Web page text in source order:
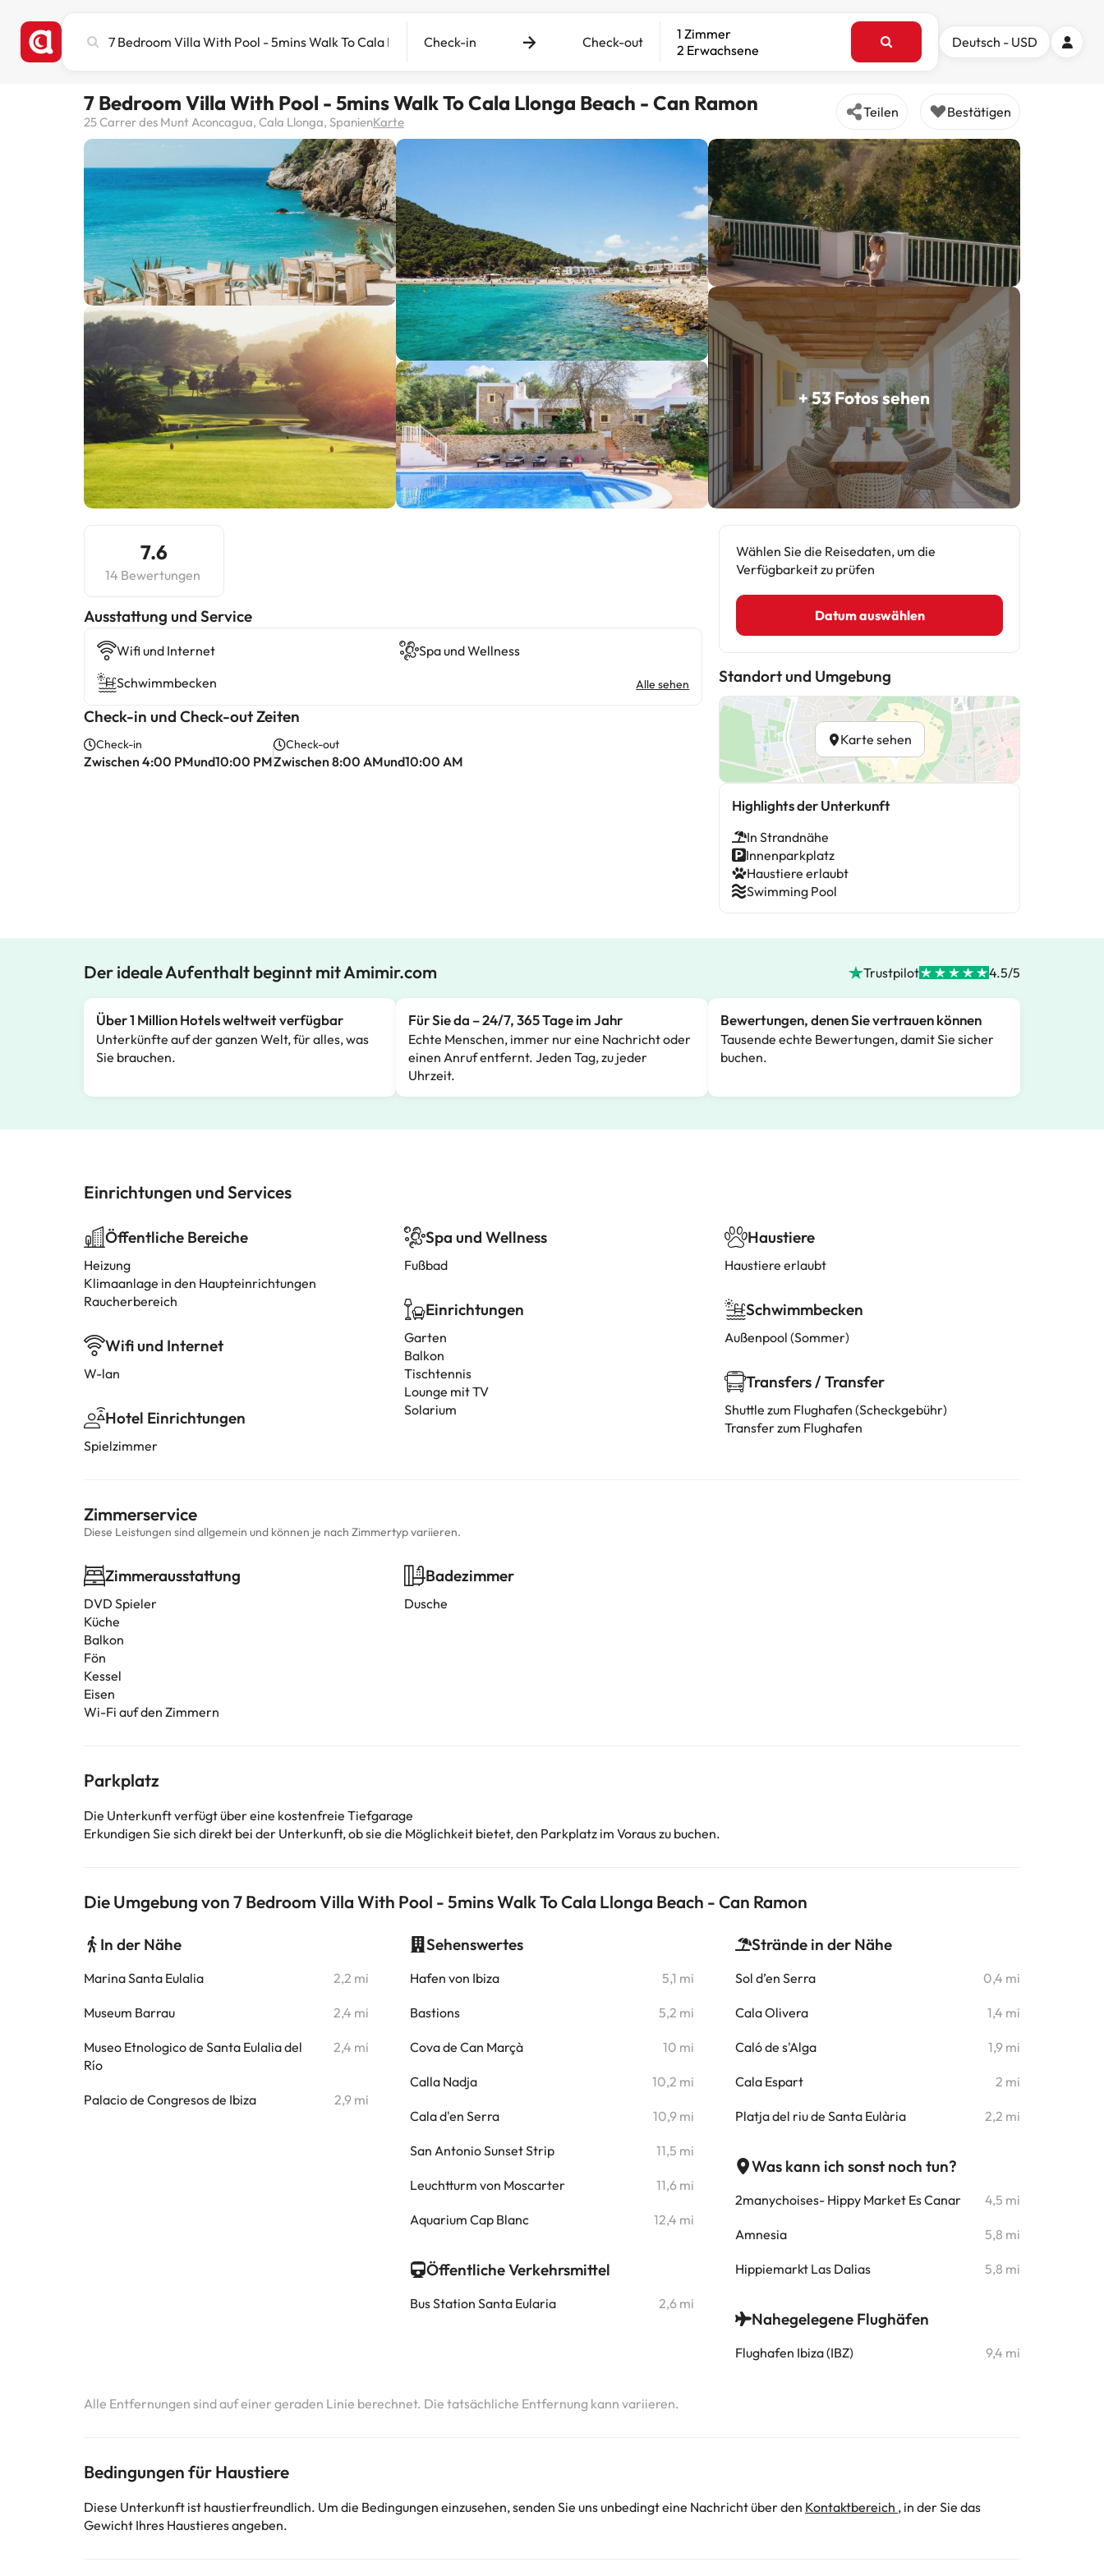
Hotel
eingeben
Check-in Check-out
1 Zimmer
2 Erwachsene
Deutsch - USD
7 Bedroom Villa With Pool - 5mins Walk To Cala Llonga Beach - Can Ramon
25 Carrer des Munt Aconcagua, Cala Llonga, SpanienKarte
Teilen Bestätigen
+ 53 Fotos sehen
7.6
14 Bewertungen
​Ausstattung und Service
Wifi und Internet
Spa und Wellness
Schwimmbecken
Alle sehen
Check-in und Check-out Zeiten
Check-in
Zwischen 4:00 PMund10:00 PM
Check-out
Zwischen 8:00 AMund10:00 AM
Wählen Sie die Reisedaten, um die
Verfügbarkeit zu prüfen
Datum auswählen
Standort und Umgebung
Karte sehen
Highlights der Unterkunft
In Strandnähe
Innenparkplatz
Haustiere erlaubt
Swimming Pool
Der ideale Aufenthalt beginnt mit Amimir.com Trustpilot 4.5/5
Über 1 Million Hotels weltweit verfügbar
Unterkünfte auf der ganzen Welt, für alles, was
Sie brauchen.
Für Sie da – 24/7, 365 Tage im Jahr
Echte Menschen, immer nur eine Nachricht oder
einen Anruf entfernt. Jeden Tag, zu jeder
Uhrzeit.
Bewertungen, denen Sie vertrauen können
Tausende echte Bewertungen, damit Sie sicher
buchen.
Einrichtungen und Services
Öffentliche Bereiche
Heizung
Klimaanlage in den Haupteinrichtungen
Raucherbereich
Wifi und Internet
W-lan
Hotel Einrichtungen
Spielzimmer
Spa und Wellness
Fußbad
Einrichtungen
Garten
Balkon
Tischtennis
Lounge mit TV
Solarium
Haustiere
Haustiere erlaubt
Schwimmbecken
Außenpool (Sommer)
Transfers / Transfer
Shuttle zum Flughafen (Scheckgebühr)
Transfer zum Flughafen
Zimmerservice
Diese Leistungen sind allgemein und können je nach Zimmertyp variieren.
Zimmerausstattung
DVD Spieler
Küche
Balkon
Fön
Kessel
Eisen
Wi-Fi auf den Zimmern
Badezimmer
Dusche
Parkplatz
Die Unterkunft verfügt über eine kostenfreie Tiefgarage
Erkundigen Sie sich direkt bei der Unterkunft, ob sie die Möglichkeit bietet, den Parkplatz im Voraus zu buchen.
Die Umgebung von 7 Bedroom Villa With Pool - 5mins Walk To Cala Llonga Beach - Can Ramon
In der Nähe
Marina Santa Eulalia 2,2 mi
Museum Barrau 2,4 mi
Museo Etnologico de Santa Eulalia del
Río
2,4 mi
Palacio de Congresos de Ibiza 2,9 mi
Sehenswertes
Hafen von Ibiza 5,1 mi
Bastions 5,2 mi
Cova de Can Marçà 10 mi
Calla Nadja 10,2 mi
Cala d'en Serra 10,9 mi
San Antonio Sunset Strip 11,5 mi
Leuchtturm von Moscarter 11,6 mi
Aquarium Cap Blanc 12,4 mi
Öffentliche Verkehrsmittel
Bus Station Santa Eularia 2,6 mi
Strände in der Nähe
Sol d’en Serra 0,4 mi
Cala Olivera 1,4 mi
Caló de s'Alga 1,9 mi
Cala Espart 2 mi
Platja del riu de Santa Eulària 2,2 mi
Was kann ich sonst noch tun?
2manychoises- Hippy Market Es Canar 4,5 mi
Amnesia 5,8 mi
Hippiemarkt Las Dalias 5,8 mi
Nahegelegene Flughäfen
Flughafen Ibiza (IBZ) 9,4 mi
Alle Entfernungen sind auf einer geraden Linie berechnet. Die tatsächliche Entfernung kann variieren.
Bedingungen für Haustiere
Diese Unterkunft ist haustierfreundlich. Um die Bedingungen einzusehen, senden Sie uns unbedingt eine Nachricht über den Kontaktbereich , in der Sie das
Gewicht Ihres Haustieres angeben.